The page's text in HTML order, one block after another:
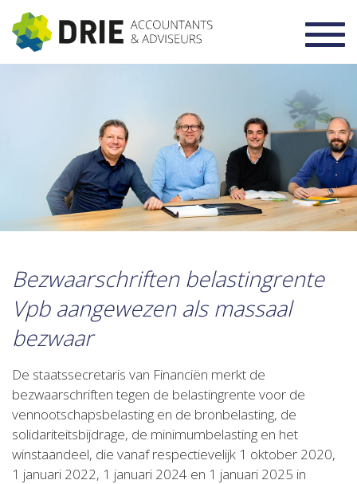
Bezwaarschriften belastingrente
Vpb aangewezen als massaal
bezwaar
De staatssecretaris van Financiën merkt de
bezwaarschriften tegen de belastingrente voor de
vennootschapsbelasting en de bronbelasting, de
solidariteitsbijdrage, de minimumbelasting en het
winstaandeel, die vanaf respectievelijk 1 oktober 2020,
1 januari 2022, 1 januari 2024 en 1 januari 2025 in